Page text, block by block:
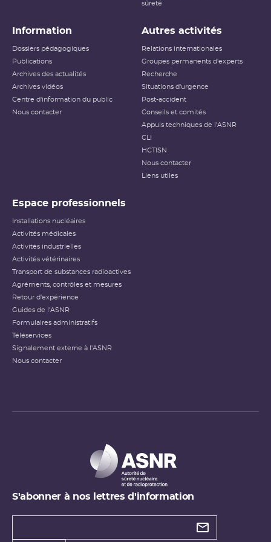
sûreté
Information
Dossiers pédagogiques
Publications
Archives des actualités
Archives vidéos
Centre d'information du public
Nous contacter
Autres activités
Relations internationales
Groupes permanents d'experts
Recherche
Situations d'urgence
Post-accident
Conseils et comités
Appuis techniques de l'ASNR
CLI
HCTISN
Nous contacter
Liens utiles
Espace professionnels
Installations nucléaires
Activités médicales
Activités industrielles
Activités vétérinaires
Transport de substances radioactives
Agréments, contrôles et mesures
Retour d'expérience
Guides de l'ASNR
Formulaires administratifs
Téléservices
Signalement externe à l'ASNR
Nous contacter
S'abonner à nos lettres d'information
Types de